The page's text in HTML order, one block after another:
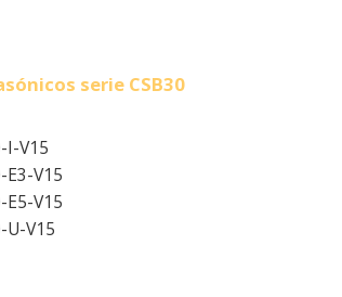
serie CSB30
I-V15
E3-V15
E5-V15
U-V15